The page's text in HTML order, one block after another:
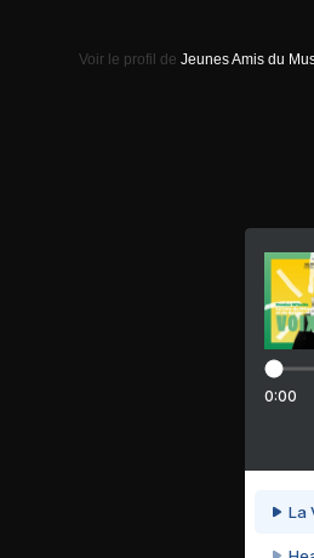
Voir le profil de Jeunes Amis du
0:00
La